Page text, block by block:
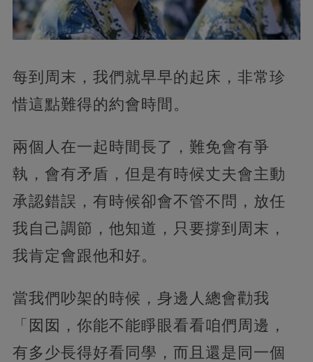
每到周末，我們就早早的起床，非常珍
惜這點難得的約會時間。
兩個人在一起時間長了，難免會有爭
執，會有矛盾，但是有時候丈夫會主動
承認錯誤，有時候卻會不管不問，放任
我自己調節，他知道，只要撐到周末，
我肯定會跟他和好。
當我們吵架的時候，身邊人總會勸我
「囡囡，你能不能睜眼看看咱們周邊，
有多少長得好看同學，而且還是同一個